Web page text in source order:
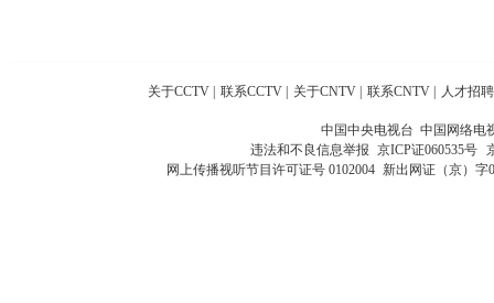
关于CCTV 联系CCTV 关于CNTV 联系CNTV 人才招聘
中国中央电视台 中国网络电
违法和不良信息举报 京ICP证060535号
网上传播视听节目许可证号 0102004 新出网证（京）